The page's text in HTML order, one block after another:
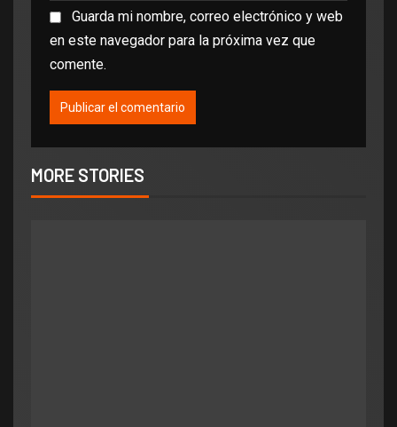
Guarda mi nombre, correo electrónico y web
en este navegador para la próxima vez que
comente.
MORE STORIES